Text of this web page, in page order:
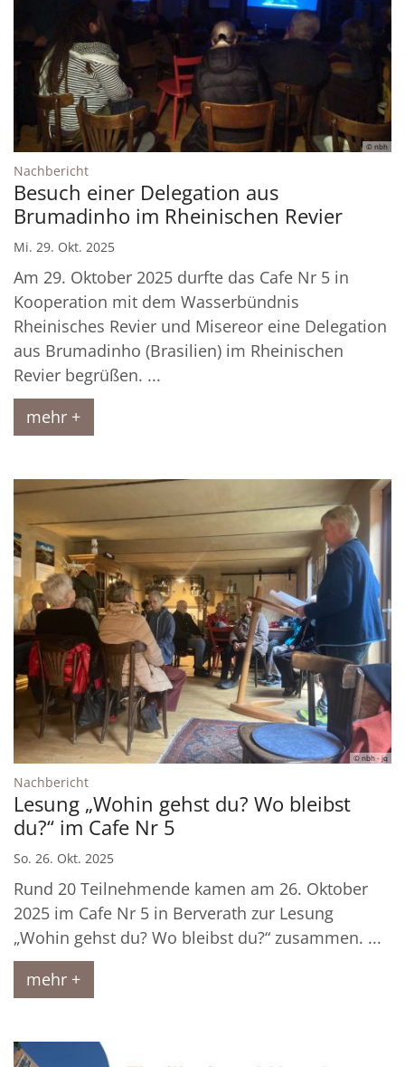
© nbh
Nachbericht:
Besuch einer Delegation aus
Brumadinho im Rheinischen Revier
Mi. 29. Okt. 2025
Am 29. Oktober 2025 durfte das Cafe Nr 5 in
Kooperation mit dem Wasserbündnis
Rheinisches Revier und Misereor eine Delegation
aus Brumadinho (Brasilien) im Rheinischen
Revier begrüßen. ...
mehr +
© nbh - jq
Nachbericht:
Lesung „Wohin gehst du? Wo bleibst
du?“ im Cafe Nr 5
So. 26. Okt. 2025
Rund 20 Teilnehmende kamen am 26. Oktober
2025 im Cafe Nr 5 in Berverath zur Lesung
„Wohin gehst du? Wo bleibst du?“ zusammen. ...
mehr +